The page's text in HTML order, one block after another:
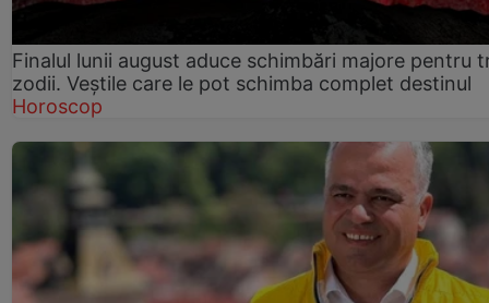
Finalul lunii august aduce schimbări majore pentru
zodii. Veștile care le pot schimba complet destinul
Horoscop